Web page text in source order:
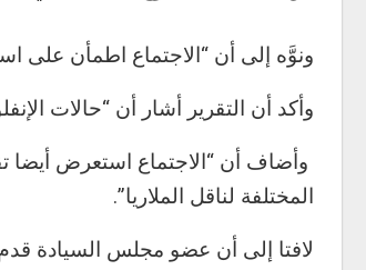
ونوَّه إلى أن “الاجتماع اطمأن على
وأكد أن التقرير أشار أن “حالات الإنفلونزا والجدري بلغت 23
وأضاف أن “الاجتماع استعرض أيضا
المختلفة لناقل الملاريا”.
لافتا إلى أن عضو مجلس السيادة